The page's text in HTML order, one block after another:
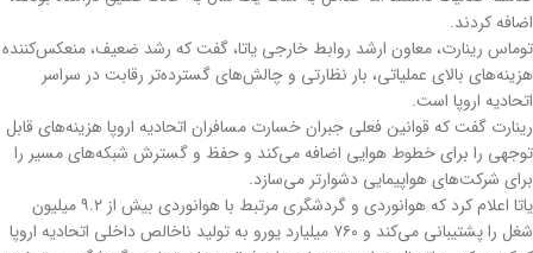
اضافه کردند.
توماس رینارت، معاون ارشد روابط خارجی یاتا، گفت که رشد ضعیف، منعکس‌کننده
هزینه‌های بالای عملیاتی، بار نظارتی و چالش‌های گسترده‌تر رقابت در سراسر
اتحادیه اروپا است.
رینارت گفت که قوانین فعلی جبران خسارت مسافران اتحادیه اروپا هزینه‌های قابل
توجهی را برای خطوط هوایی اضافه می‌کند و حفظ و گسترش شبکه‌های مسیر را
برای شرکت‌های هواپیمایی دشوارتر می‌سازد.
یاتا اعلام کرد که هوانوردی و گردشگری مرتبط با هوانوردی بیش از ۹.۲ میلیون
شغل را پشتیبانی می‌کند و ۷۶۰ میلیارد یورو به تولید ناخالص داخلی اتحادیه اروپا